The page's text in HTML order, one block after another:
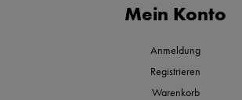
Mein Konto
Anmeldung
Registrieren
Warenkorb